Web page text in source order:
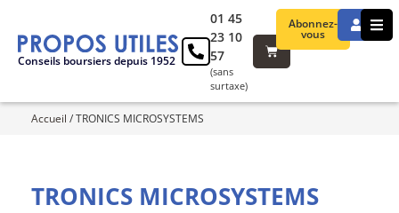
Conseils boursiers depuis 1952
Abonnez-
vous
01 45
23 10
57
(sans
surtaxe)
Accueil /TRONICS MICROSYSTEMS
TRONICS MICROSYSTEMS